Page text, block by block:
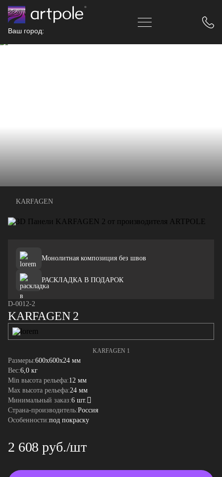
Ваш город:
KARFAGEN
Монолитная композиция без швов
РАСКЛАДКА В ПОДАРОК
D-0012-2
KARFAGEN 2
KARFAGEN 1
Размеры:600x600x24 мм
Вес:6,0 кг
Min высота рельефа:12 мм
Max высота рельефа:24 мм
Минимальный заказ:6 шт.
Страна-производитель:Россия
Особенности:под покраску
2 608 руб./шт